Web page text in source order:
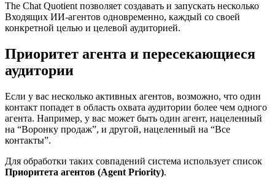
The Chat Quotient позволяет создавать и запускать несколько
Входящих ИИ-агентов одновременно, каждый со своей
конкретной целью и целевой аудиторией.
Приоритет агента и пересекающиеся
аудитории
Если у вас несколько активных агентов, возможно, что один
контакт попадет в область охвата аудитории более чем одного
агента. Например, у вас может быть один агент, нацеленный
на “Воронку продаж”, и другой, нацеленный на “Все
контакты”.
Для обработки таких совпадений система использует список
Приоритета агентов (Agent Priority).